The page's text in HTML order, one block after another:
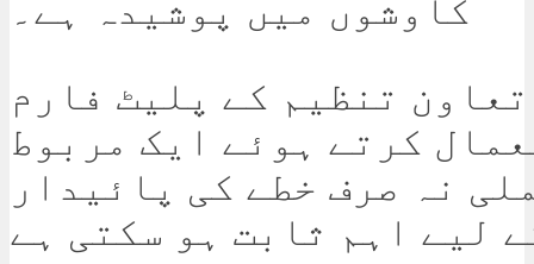
کاوشوں میں پوشیدہ ہے۔
تنظیم کے پلیٹ فارم
کرتے ہوئے ایک مربوط
نہ صرف خطے کی پائیدار
لیے اہم ثابت ہو سکتی ہے